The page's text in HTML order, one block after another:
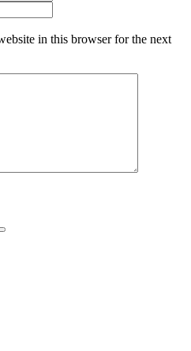
in this browser for the next